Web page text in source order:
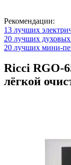
Рекомендации:
13 лучших
20 лучших
20 лучших мини-
Ricci RGO-
лёгкой